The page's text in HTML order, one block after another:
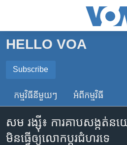
គេហទំព័រ​
រំលង​
ព័ត៌មាន​​
តែ​
កម្ពុជា
អន្តរជាតិ
ចិន
ហេឡូវីអូអេ
កម្ពុជាច្នៃប្រតិដ្ឋ
HELLO VOA
Subscribe
SUBSCRIBE
ទទួល​​​សេវា​​​
កម្មវិធី​នីមួយៗ អំពី​កម្មវិធី​
សម រង្ស៊ី៖ ការគាប​សង្កត់​ន
មិន​ធ្វើ​ឲ្យ​លោក​ប្តូរ​ជំហរ​ទេ